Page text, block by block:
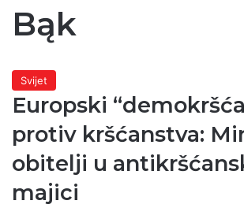
Bąk
Svijet
Europski
protiv kršćanstva:
obitelji u
majici